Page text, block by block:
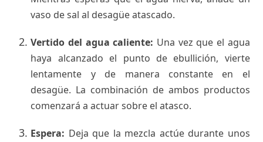
vaso de sal al desagüe atascado.
Vertido del agua caliente: Una vez que el agua
haya alcanzado el punto de ebullición, vierte
lentamente y de manera constante en el
desagüe. La combinación de ambos productos
comenzará a actuar sobre el atasco.
Espera: Deja que la mezcla actúe durante unos